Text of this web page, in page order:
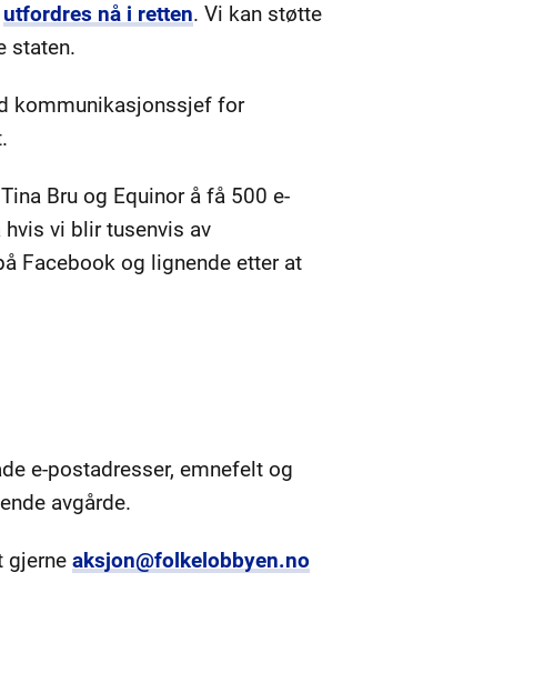
utfordres nå i retten. Vi kan støtte
staten.
kommunikasjonssjef for
Bru og Equinor å få 500 e-
vi blir tusenvis av
Facebook og lignende etter at
e-postadresser, emnefelt og
avgårde.
gjerne aksjon@folkelobbyen.no